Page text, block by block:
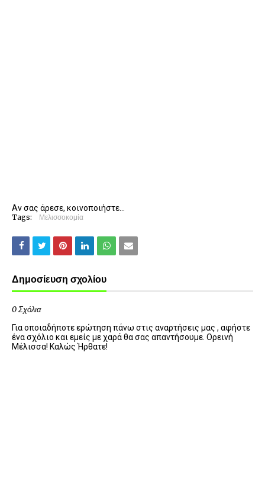
Αν σας άρεσε, κοινοποιήστε...
Tags: Μελισσοκομία
Δημοσίευση σχολίου
0 Σχόλια
Για οποιαδήποτε ερώτηση πάνω στις αναρτήσεις μας , αφήστε
ένα σχόλιο και εμείς με χαρά θα σας απαντήσουμε. Ορεινή
Μέλισσα! Καλώς Ήρθατε!